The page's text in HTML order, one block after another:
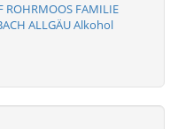
ROHRMOOS FAMILIE
ALLGÄU Alkohol